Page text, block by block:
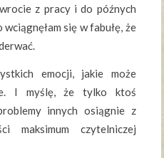
z pracy i do późnych
się w fabułę, że
emocji, jakie może
I myślę, że tylko ktoś
innych osiągnie z
maksimum czytelniczej